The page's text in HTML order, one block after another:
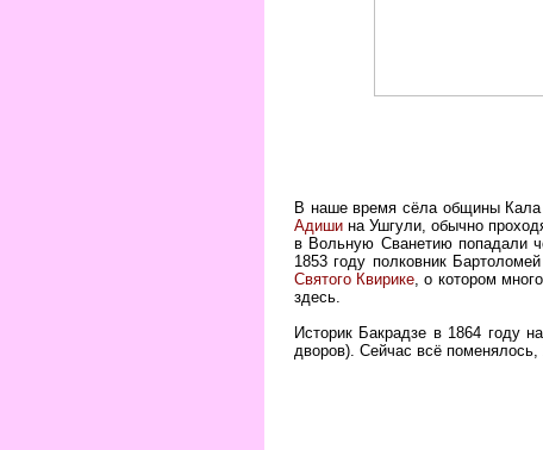
В наше время сёла общины Кала
Адиши на Ушгули, обычно
в Вольную Сванетию попадали
1853 году полковник
Святого Квирике, о котором
здесь.
Историк Бакрадзе в 1864 году
дворов). Сейчас всё